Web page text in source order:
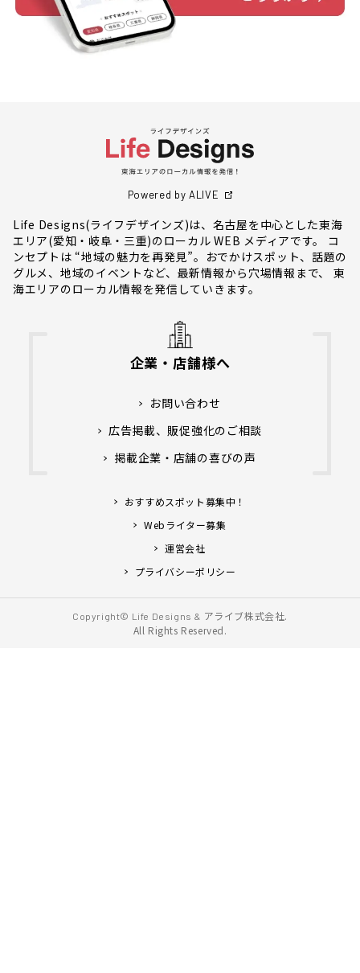
Powered by ALIVE
Life Designs(ライフデザインズ)は、名古屋を中心とした東海
エリア(愛知・岐阜・三重)のローカル WEB メディアです。 コ
ンセプトは “地域の魅力を再発見”。おでかけスポット、話題の
グルメ、地域のイベントなど、最新情報から穴場情報まで、 東
海エリアのローカル情報を発信していきます。
企業・店舗様へ
お問い合わせ
広告掲載、販促強化のご相談
掲載企業・店舗の喜びの声
おすすめスポット募集中！
Webライター募集
運営会社
プライバシーポリシー
Copyright© Life Designs & アライブ株式会社.
All Rights Reserved.